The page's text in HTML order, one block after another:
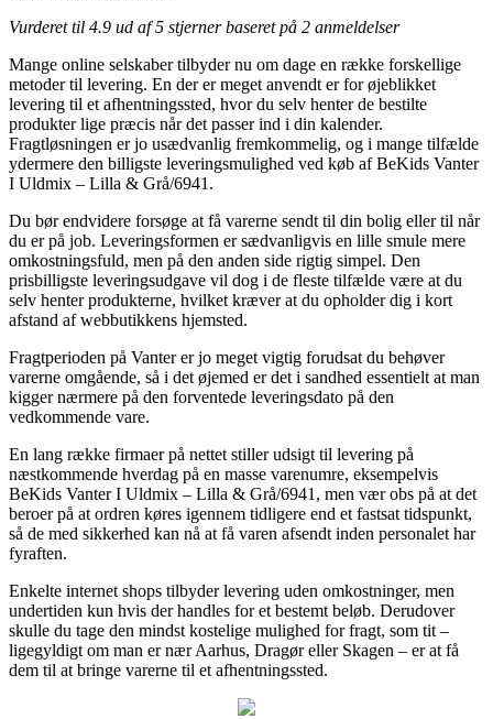
Vurderet til 4.9 ud af 5 stjerner baseret på 2 anmeldelser
Mange online selskaber tilbyder nu om dage en række forskellige
metoder til levering. En der er meget anvendt er for øjeblikket
levering til et afhentningssted, hvor du selv henter de bestilte
produkter lige præcis når det passer ind i din kalender.
Fragtløsningen er jo usædvanlig fremkommelig, og i mange tilfælde
ydermere den billigste leveringsmulighed ved køb af BeKids Vanter
I Uldmix – Lilla & Grå/6941.
Du bør endvidere forsøge at få varerne sendt til din bolig eller til når
du er på job. Leveringsformen er sædvanligvis en lille smule mere
omkostningsfuld, men på den anden side rigtig simpel. Den
prisbilligste leveringsudgave vil dog i de fleste tilfælde være at du
selv henter produkterne, hvilket kræver at du opholder dig i kort
afstand af webbutikkens hjemsted.
Fragtperioden på Vanter er jo meget vigtig forudsat du behøver
varerne omgående, så i det øjemed er det i sandhed essentielt at man
kigger nærmere på den forventede leveringsdato på den
vedkommende vare.
En lang række firmaer på nettet stiller udsigt til levering på
næstkommende hverdag på en masse varenumre, eksempelvis
BeKids Vanter I Uldmix – Lilla & Grå/6941, men vær obs på at det
beroer på at ordren køres igennem tidligere end et fastsat tidspunkt,
så de med sikkerhed kan nå at få varen afsendt inden personalet har
fyraften.
Enkelte internet shops tilbyder levering uden omkostninger, men
undertiden kun hvis der handles for et bestemt beløb. Derudover
skulle du tage den mindst kostelige mulighed for fragt, som tit –
ligegyldigt om man er nær Aarhus, Dragør eller Skagen – er at få
dem til at bringe varerne til et afhentningssted.